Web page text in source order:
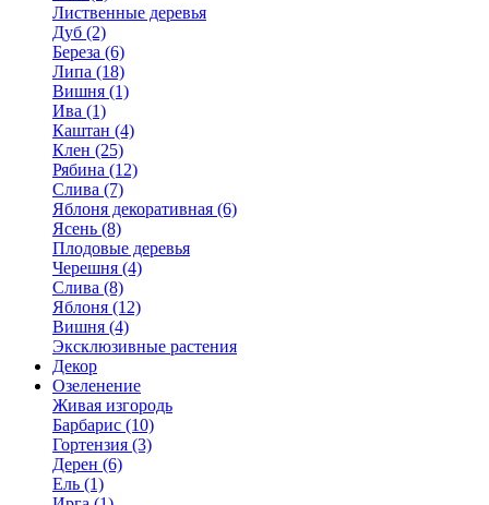
Лиственные деревья
Дуб (2)
Береза (6)
Липа (18)
Вишня (1)
Ива (1)
Каштан (4)
Клен (25)
Рябина (12)
Слива (7)
Яблоня декоративная (6)
Ясень (8)
Плодовые деревья
Черешня (4)
Слива (8)
Яблоня (12)
Вишня (4)
Эксклюзивные растения
Декор
Озеленение
Живая изгородь
Барбарис (10)
Гортензия (3)
Дерен (6)
Ель (1)